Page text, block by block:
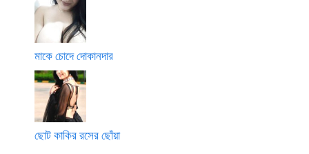
মাকে চোদে দোকানদার
ছোট কাকির রসের ছোঁয়া